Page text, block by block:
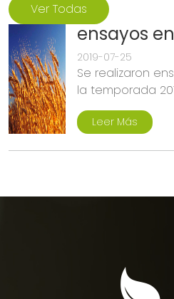
Ver Todas
ensayos
2019-07-25
Se realizaron
la temporada
Leer Más